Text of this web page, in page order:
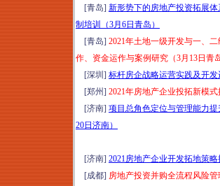
[青岛] 新形势下的房地产投资拓展
制培训（3月6日青岛）
[青岛] 2021年土地一级开发与一、
作、资金运作与案例研究（3月13日青
[深圳] 标杆房企战略运营实践及开
[郑州] 2021年房地产企业投拓新模
[济南] 项目总角色定位与管理能力
20日济南）
[济南] 2021房地产企业开发拓地策
[成都] 房地产投资并购全流程风险